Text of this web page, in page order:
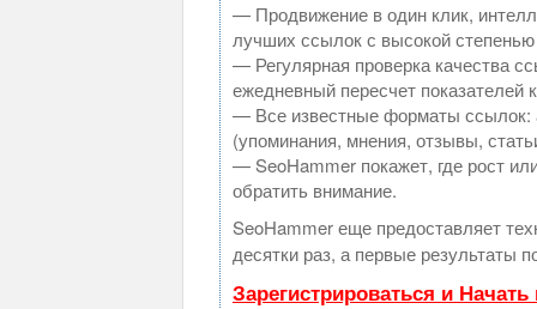
— Продвижение в один клик,
лучших ссылок с высокой
— Регулярная проверка качества
ежедневный пересчет показателей
— Все известные форматы ссылок:
(упоминания, мнения, отзывы,
— SeoHammer покажет, где рост
обратить внимание.
SeoHammer еще предоставляет
десятки раз, а первые результаты
Зарегистрироваться и